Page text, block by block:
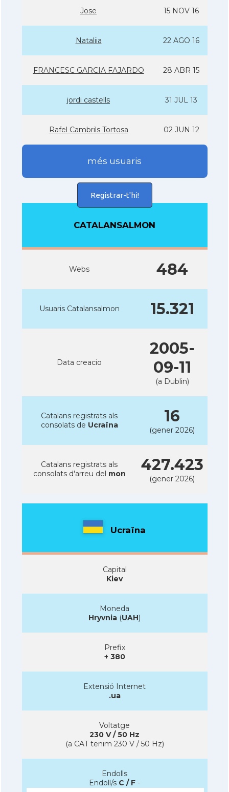
Jose 15 NOV 16
Nataliia 22 AGO 16
FRANCESC GARCIA FAJARDO 28 ABR 15
jordi castells 31 JUL 13
Rafel Cambrils Tortosa 02 JUN 12
més usuaris
Registrar-t'hi!
CATALANSALMON
Webs 484
Usuaris Catalansalmon 15.321
Data creacio
2005-
09-11
(a Dublin)
Catalans registrats als
consolats de Ucraïna 16
(gener 2026)
Catalans registrats als
consolats d'arreu del mon 427.423
(gener 2026)
Ucraïna
Capital
Kiev
Moneda
Hryvnia (UAH)
Prefix
+ 380
Extensió Internet
.ua
Voltatge
230 V / 50 Hz
(a CAT tenim 230 V / 50 Hz)
Endolls
Endoll/s C / F -